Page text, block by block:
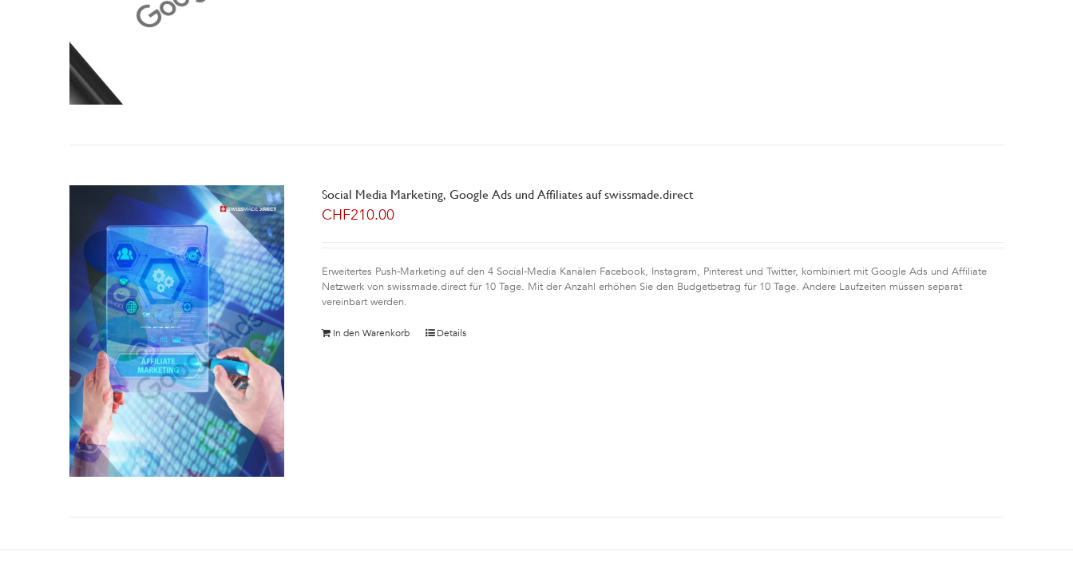
Social Media Marketing, Google Ads und Affiliates auf swissmade.direct
CHF210.00
Erweitertes Push-Marketing auf den 4 Social-Media Kanälen Facebook, Instagram, Pinterest und Twitter, kombiniert mit Google Ads und Affiliate
Netzwerk von swissmade.direct für 10 Tage. Mit der Anzahl erhöhen Sie den Budgetbetrag für 10 Tage. Andere Laufzeiten müssen separat
vereinbart werden.
In den Warenkorb Details